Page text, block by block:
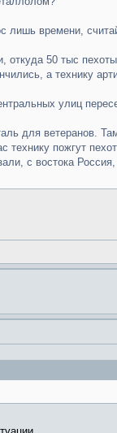
лишь времени,
50 тыс
а технику
улиц
для ветеранов.
пожгут
с востока